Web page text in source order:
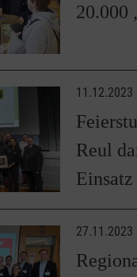
20.000
11.12.2023
Reul
Einsatz
27.11.2023